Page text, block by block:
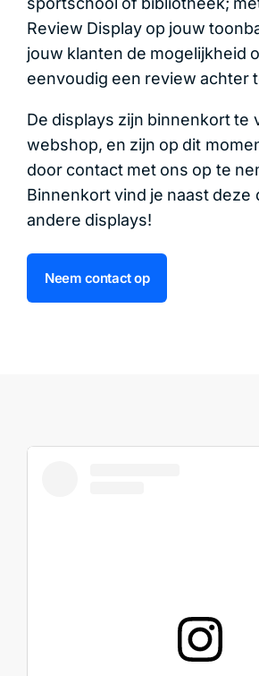
Review Display op jouw
jouw klanten de mogelijkheid
eenvoudig een review achter
De displays zijn binnenkort te
webshop, en zijn op dit
door contact met ons op te
Binnenkort vind je naast deze
andere displays!
Neem contact op